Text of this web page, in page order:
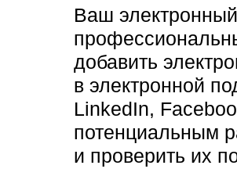
Ваш
добавить
в электронной
LinkedIn,
потенциальным
и проверить их